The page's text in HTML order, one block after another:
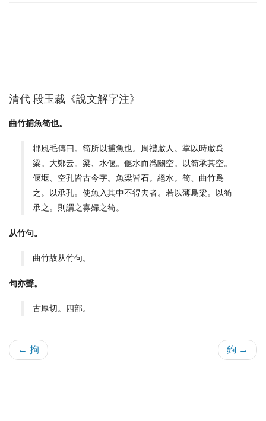
清代 段玉裁《說文解字注》
曲竹捕魚笱也。
邶風毛傳曰。笱所以捕魚也。周禮䲣人。掌以時䲣爲
梁。大鄭云。梁、水偃。偃水而爲關空。以笱承其空。
偃堰、空孔皆古今字。魚梁皆石。絕水。笱、曲竹爲
之。以承孔。使魚入其中不得去者。若以薄爲梁。以笱
承之。則謂之寡婦之笱。
从竹句。
曲竹故从竹句。
句亦聲。
古厚切。四部。
← 拘 鉤 →